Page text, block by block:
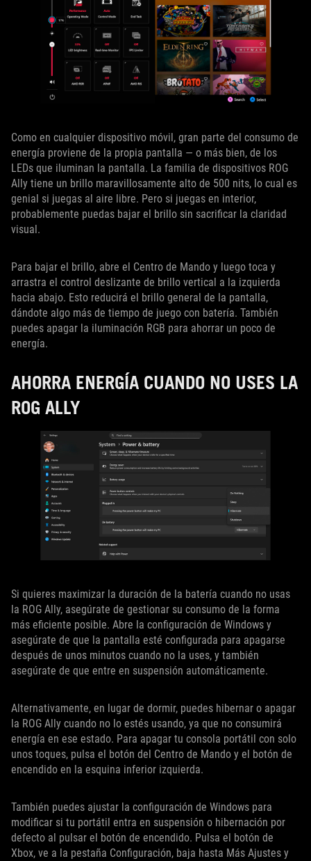
Como en cualquier dispositivo móvil, gran parte del consumo de
energía proviene de la propia pantalla — o más bien, de los
LEDs que iluminan la pantalla. La familia de dispositivos ROG
Ally tiene un brillo maravillosamente alto de 500 nits, lo cual es
genial si juegas al aire libre. Pero si juegas en interior,
probablemente puedas bajar el brillo sin sacrificar la claridad
visual.
Para bajar el brillo, abre el Centro de Mando y luego toca y
arrastra el control deslizante de brillo vertical a la izquierda
hacia abajo. Esto reducirá el brillo general de la pantalla,
dándote algo más de tiempo de juego con batería. También
puedes apagar la iluminación RGB para ahorrar un poco de
energía.
AHORRA ENERGÍA CUANDO NO USES LA
ROG ALLY
Si quieres maximizar la duración de la batería cuando no usas
la ROG Ally, asegúrate de gestionar su consumo de la forma
más eficiente posible. Abre la configuración de Windows y
asegúrate de que la pantalla esté configurada para apagarse
después de unos minutos cuando no la uses, y también
asegúrate de que entre en suspensión automáticamente.
Alternativamente, en lugar de dormir, puedes hibernar o apagar
la ROG Ally cuando no lo estés usando, ya que no consumirá
energía en ese estado. Para apagar tu consola portátil con solo
unos toques, pulsa el botón del Centro de Mando y el botón de
encendido en la esquina inferior izquierda.
También puedes ajustar la configuración de Windows para
modificar si tu portátil entra en suspensión o hibernación por
defecto al pulsar el botón de encendido. Pulsa el botón de
Xbox, ve a la pestaña Configuración, baja hasta Más Ajustes y